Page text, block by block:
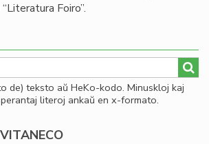
Foiro”.
de) teksto aŭ HeKo-kodo. Minuskloj kaj
literoj ankaŭ en x-formato.